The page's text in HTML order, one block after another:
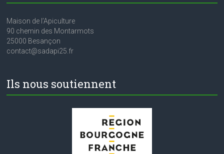
Maison de l’Apiculture
90 chemin des Montarmots
25000 Besançon
contact@sadapi25.fr
Ils nous soutiennent